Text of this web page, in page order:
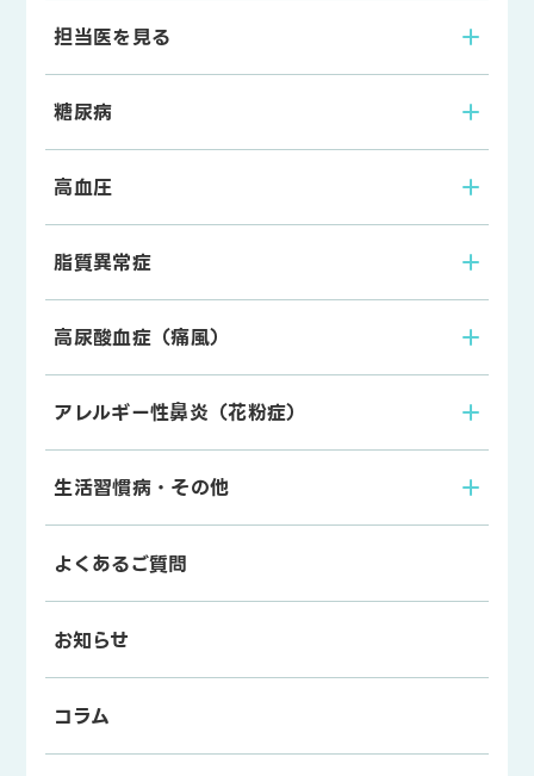
担当医を見る
糖尿病
高血圧
脂質異常症
高尿酸血症（痛風）
アレルギー性鼻炎（花粉症）
生活習慣病・その他
よくあるご質問
お知らせ
コラム